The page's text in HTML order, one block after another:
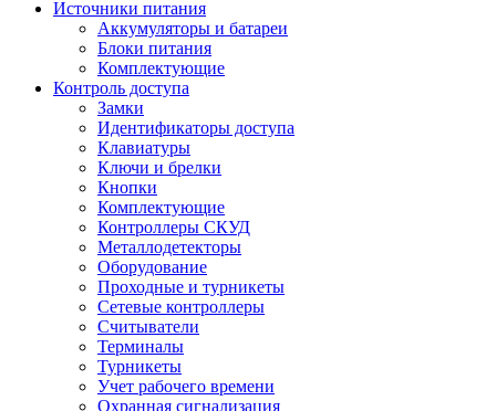
Источники питания
Аккумуляторы и батареи
Блоки питания
Комплектующие
Контроль доступа
Замки
Идентификаторы доступа
Клавиатуры
Ключи и брелки
Кнопки
Комплектующие
Контроллеры СКУД
Металлодетекторы
Оборудование
Проходные и турникеты
Сетевые контроллеры
Считыватели
Терминалы
Турникеты
Учет рабочего времени
Охранная сигнализация